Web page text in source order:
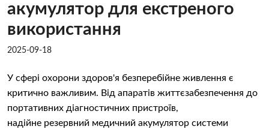
акумулятор для екстреного
використання
2025-09-18
У сфері охорони здоров'я безперебійне живлення є
критично важливим. Від апаратів життєзабезпечення до
портативних діагностичних пристроїв,
надійне резервний медичний акумулятор системи